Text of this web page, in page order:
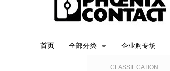
首页 全部分类 企业购专场
CLASSIFICATION